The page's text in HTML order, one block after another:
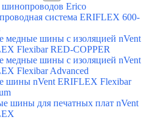
Erico
система ERIFLEX 600-
медные шины с изоляцией nVent
Flexibar RED-COPPER
медные шины с изоляцией nVent
Flexibar Advanced
шины nVent ERIFLEX Flexibar
шины для печатных плат nVent